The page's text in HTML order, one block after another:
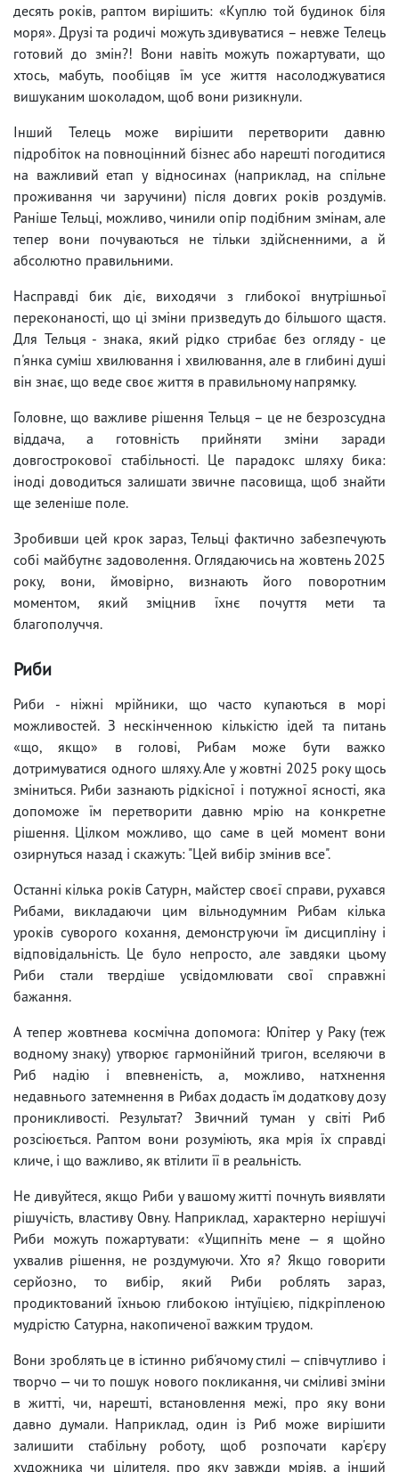
десять років, раптом вирішить: «Куплю той будинок біля
моря». Друзі та родичі можуть здивуватися – невже Телець
готовий до змін?! Вони навіть можуть пожартувати, що
хтось, мабуть, пообіцяв їм усе життя насолоджуватися
вишуканим шоколадом, щоб вони ризикнули.
Інший Телець може вирішити перетворити давню
підробіток на повноцінний бізнес або нарешті погодитися
на важливий етап у відносинах (наприклад, на спільне
проживання чи заручини) після довгих років роздумів.
Раніше Тельці, можливо, чинили опір подібним змінам, але
тепер вони почуваються не тільки здійсненними, а й
абсолютно правильними.
Насправді бик діє, виходячи з глибокої внутрішньої
переконаності, що ці зміни призведуть до більшого щастя.
Для Тельця - знака, який рідко стрибає без огляду - це
п'янка суміш хвилювання і хвилювання, але в глибині душі
він знає, що веде своє життя в правильному напрямку.
Головне, що важливе рішення Тельця – це не безрозсудна
віддача, а готовність прийняти зміни заради
довгострокової стабільності. Це парадокс шляху бика:
іноді доводиться залишати звичне пасовища, щоб знайти
ще зеленіше поле.
Зробивши цей крок зараз, Тельці фактично забезпечують
собі майбутнє задоволення. Оглядаючись на жовтень 2025
року, вони, ймовірно, визнають його поворотним
моментом, який зміцнив їхнє почуття мети та
благополуччя.
Риби
Риби - ніжні мрійники, що часто купаються в морі
можливостей. З нескінченною кількістю ідей та питань
«що, якщо» в голові, Рибам може бути важко
дотримуватися одного шляху. Але у жовтні 2025 року щось
зміниться. Риби зазнають рідкісної і потужної ясності, яка
допоможе їм перетворити давню мрію на конкретне
рішення. Цілком можливо, що саме в цей момент вони
озирнуться назад і скажуть: "Цей вибір змінив все".
Останні кілька років Сатурн, майстер своєї справи, рухався
Рибами, викладаючи цим вільнодумним Рибам кілька
уроків суворого кохання, демонструючи їм дисципліну і
відповідальність. Це було непросто, але завдяки цьому
Риби стали твердіше усвідомлювати свої справжні
бажання.
А тепер жовтнева космічна допомога: Юпітер у Раку (теж
водному знаку) утворює гармонійний тригон, вселяючи в
Риб надію і впевненість, а, можливо, натхнення
недавнього затемнення в Рибах додасть їм додаткову дозу
проникливості. Результат? Звичний туман у світі Риб
розсіюється. Раптом вони розуміють, яка мрія їх справді
кличе, і що важливо, як втілити її в реальність.
Не дивуйтеся, якщо Риби у вашому житті почнуть виявляти
рішучість, властиву Овну. Наприклад, характерно нерішучі
Риби можуть пожартувати: «Ущипніть мене — я щойно
ухвалив рішення, не роздумуючи. Хто я? Якщо говорити
серйозно, то вибір, який Риби роблять зараз,
продиктований їхньою глибокою інтуїцією, підкріпленою
мудрістю Сатурна, накопиченої важким трудом.
Вони зроблять це в істинно риб'ячому стилі — співчутливо і
творчо — чи то пошук нового покликання, чи сміливі зміни
в житті, чи, нарешті, встановлення межі, про яку вони
давно думали. Наприклад, один із Риб може вирішити
залишити стабільну роботу, щоб розпочати кар'єру
художника чи цілителя, про яку завжди мріяв, а інший